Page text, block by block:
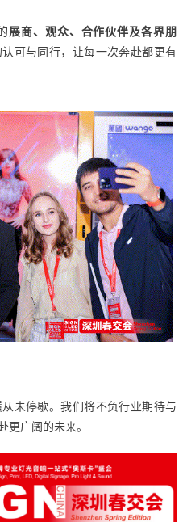
展商、观众、合作伙伴及各界朋
可与同行，让每一次奔赴都更有
未停歇。我们将不负行业期待与
更广阔的未来。